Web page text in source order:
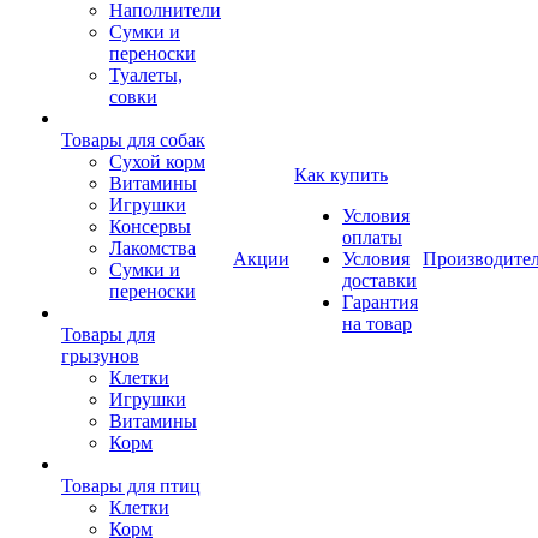
Наполнители
Сумки и
переноски
Туалеты,
совки
Товары для собак
Cухой корм
Витамины
Игрушки
Консервы
Лакомства
Сумки и
переноски
Товары для
грызунов
Клетки
Игрушки
Витамины
Корм
Товары для птиц
Клетки
Корм
Акции
Как купить
Условия
оплаты
Условия
доставки
Гарантия
на товар